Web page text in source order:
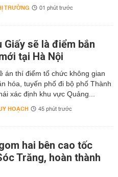
TRƯỜNG 01 phút trước
Giấy sẽ là điểm bắn
tại Hà Nội
án thí điểm tổ chức không gian
hóa, tuyến phố đi bộ phố Thành
xác định khu vực Quảng...
HOẠCH 45 phút trước
hai bên cao tốc
Trăng, hoàn thành